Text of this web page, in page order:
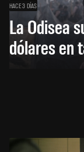
HACE 3 DÍAS
La Odisea
dólares en